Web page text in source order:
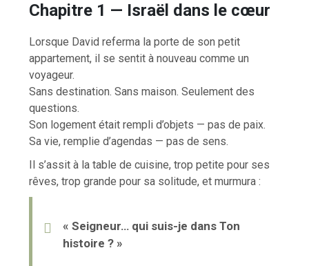
Chapitre 1 — Israël dans le cœur
Lorsque David referma la porte de son petit
appartement, il se sentit à nouveau comme un
voyageur.
Sans destination. Sans maison. Seulement des
questions.
Son logement était rempli d’objets — pas de paix.
Sa vie, remplie d’agendas — pas de sens.
Il s’assit à la table de cuisine, trop petite pour ses
rêves, trop grande pour sa solitude, et murmura :
« Seigneur… qui suis-je dans Ton
histoire ? »